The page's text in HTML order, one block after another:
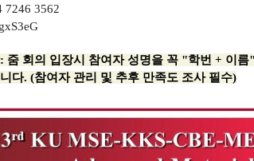
7246 3562
줌 회의 입장시 참여자 성명을 꼭 "학번 + 이름
다. (참여자 관리 및 추후 만족도 조사 필수)